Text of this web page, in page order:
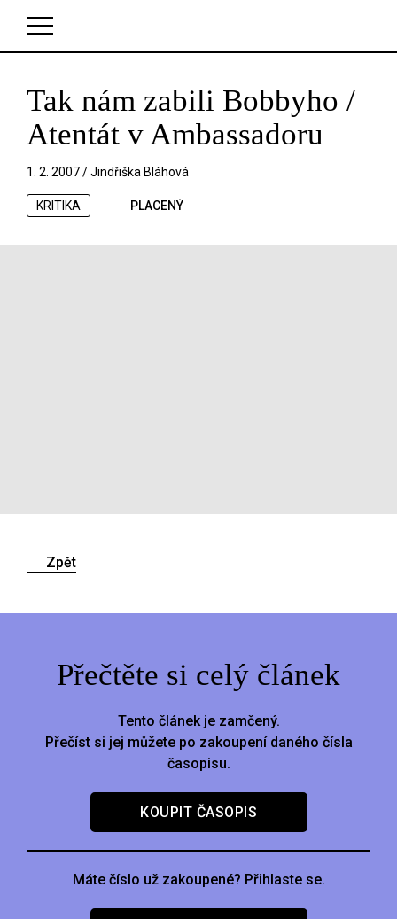
V košíku zatím nemáte žádné položky.
Tak nám zabili Bobbyho /
Atentát v Ambassadoru
1. 2. 2007 /Jindřiška Bláhová
KRITIKA PLACENÝ
Zpět
Přečtěte si celý článek
Tento článek je zamčený.
Přečíst si jej můžete po zakoupení daného čísla
časopisu.
KOUPIT ČASOPIS
Máte číslo už zakoupené? Přihlaste se.